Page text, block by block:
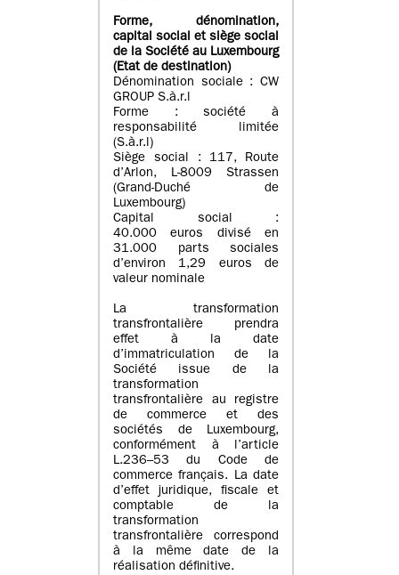
Forme, dénomination,
capital social et siège social
de la Société au Luxembourg
(Etat de destination)
Dénomination sociale : CW
GROUP S.à.r.l
Forme : société à
responsabilité limitée
(S.à.r.l)
Siège social : 117, Route
d’Arlon, L-8009 Strassen
(Grand-Duché de
Luxembourg)
Capital social :
40.000 euros divisé en
31.000 parts sociales
d’environ 1,29 euros de
valeur nominale
La transformation
transfrontalière prendra
effet à la date
d’immatriculation de la
Société issue de la
transformation
transfrontalière au registre
de commerce et des
sociétés de Luxembourg,
conformément à l’article
L.236–53 du Code de
commerce français. La date
d’effet juridique, fiscale et
comptable de la
transformation
transfrontalière correspond
à la même date de la
réalisation définitive.